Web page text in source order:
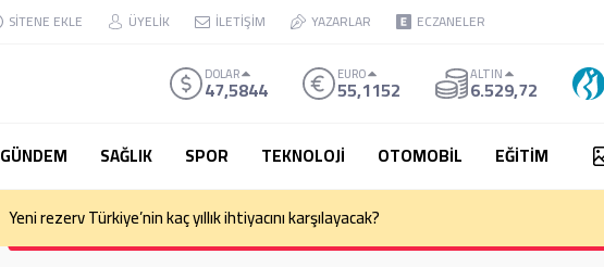
SİTENE EKLE ÜYELİK İLETİŞİM YAZARLAR ECZANELER
DOLAR
47,5844 EURO
55,1152 ALTIN
6.529,72
GÜNDEM SAĞLIK SPOR TEKNOLOJİ OTOMOBİL
EĞİTİM
Yeni rezerv Türkiye’nin kaç yıllık ihtiyacını karşılayacak?